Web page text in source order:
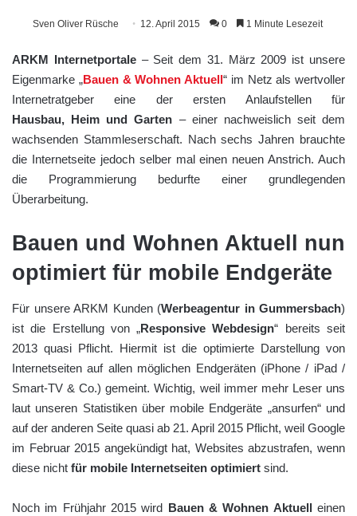
Sven Oliver Rüsche 12. April 2015 0 1 Minute Lesezeit
ARKM Internetportale– Seit dem 31. März 2009 ist unsere
Eigenmarke „Bauen & Wohnen Aktuell“ im Netz als wertvoller
Internetratgeber eine der ersten Anlaufstellen für
Hausbau, Heim und Garten – einer nachweislich seit dem
wachsenden Stammleserschaft. Nach sechs Jahren brauchte
die Internetseite jedoch selber mal einen neuen Anstrich. Auch
die Programmierung bedurfte einer grundlegenden
Überarbeitung.
Bauen und Wohnen Aktuell nun
optimiert für mobile Endgeräte
Für unsere ARKM Kunden (Werbeagentur in Gummersbach)
ist die Erstellung von „Responsive Webdesign“ bereits seit
2013 quasi Pflicht. Hiermit ist die optimierte Darstellung von
Internetseiten auf allen möglichen Endgeräten (iPhone / iPad /
Smart-TV & Co.) gemeint. Wichtig, weil immer mehr Leser uns
laut unseren Statistiken über mobile Endgeräte „ansurfen“ und
auf der anderen Seite quasi ab 21. April 2015 Pflicht, weil Google
im Februar 2015 angekündigt hat, Websites abzustrafen, wenn
diese nicht für mobile Internetseiten optimiert sind.
Noch im Frühjahr 2015 wird Bauen & Wohnen Aktuell einen